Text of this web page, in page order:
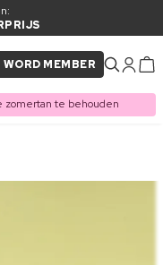
WORD MEMBER
zomertan te behouden